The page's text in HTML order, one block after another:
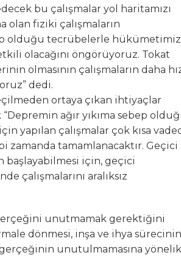
bu çalışmalar yol haritamızı
olan fiziki çalışmaların
olduğu tecrübelerle
olacağını öngörüyoruz. Tokat
olmasının çalışmaların daha
dedi.
ortaya çıkan ihtiyaçlar
ağır yıkıma sebep
yapılan çalışmalar çok kısa
zamanda tamamlanacaktır. Geçici
başlayabilmesi için, geçici
çalışmalarını aralıksız
unutmamak gerektiğini
dönmesi, inşa ve ihya sürecinin
unutulmamasına yönelik